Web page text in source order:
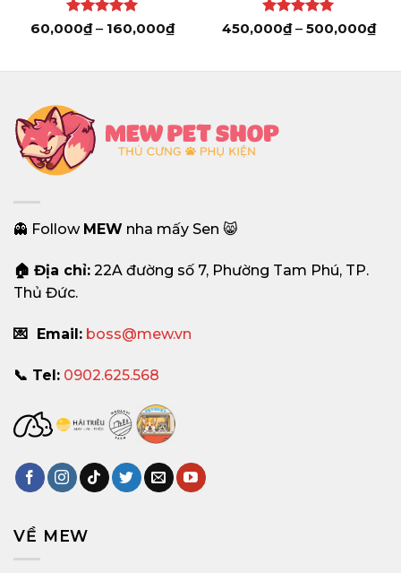
Được xếp
60,000₫ – 160,000₫Khoảng
giá:
60,000₫
Được xếp
450,000₫ – 500,000₫
giá:
👻 Follow MEW nha mấy Sen 😸
🏠 Địa chỉ: 22A đường số 7, Phường Tam Phú, TP.
Thủ Đức.
💌 Email: boss@mew.vn
📞 Tel: 0902.625.568
VỀ MEW